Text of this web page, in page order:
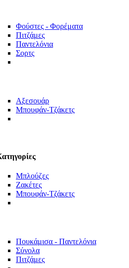
Φούστες - Φορέματα
Πιτζάμες
Παντελόνια
Σορτς
Αξεσουάρ
Μπουφάν-Τζάκετς
Μπλούζες
Ζακέτες
Μπουφάν-Τζάκετς
Πουκάμισα - Παντελόνια
Σύνολα
Πιτζάμες